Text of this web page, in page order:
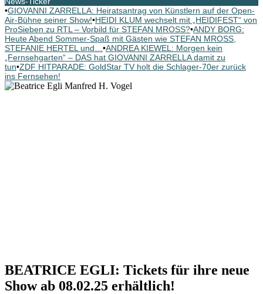
•GIOVANNI ZARRELLA: Heiratsantrag von Künstlern auf der Open-
Air-Bühne seiner Show!•HEIDI KLUM wechselt mit „HEIDIFEST“ von
ProSieben zu RTL – Vorbild für STEFAN MROSS?•ANDY BORG:
Heute Abend Sommer-Spaß mit Gästen wie STEFAN MROSS,
STEFANIE HERTEL und… •ANDREA KIEWEL: Morgen kein
„Fernsehgarten“ – DAS hat GIOVANNI ZARRELLA damit zu
tun•ZDF HITPARADE: GoldStar TV holt die Schlager-70er zurück
ins Fernsehen!
BEATRICE EGLI: Tickets für ihre neue
Show ab 08.02.25 erhältlich!